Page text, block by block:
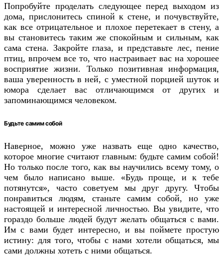
Попробуйте проделать следующее перед выходом из
дома, прислонитесь спиной к стене, и почувствуйте,
как все отрицательное и плохое перетекает в стену, а
вы становитесь таким же спокойным и сильным, как
сама стена. Закройте глаза, и представьте лес, пение
птиц, впрочем все то, что настраивает вас на хорошее
восприятие жизни. Только позитивная информация,
ваша уверенность в ней, с уместной порцией шуток и
юмора сделает вас отличающимся от других и
запоминающимся человеком.
Будьте самим собой
Наверное, можно уже назвать еще одно качество,
которое многие считают главным: будьте самим собой!
Но только после того, как вы научились всему тому, о
чем было написано выше. «Будь проще, и к тебе
потянутся», часто советуем мы друг другу. Чтобы
понравиться людям, станьте самим собой, но уже
настоящей и интересной личностью. Вы увидите, что
гораздо больше людей будут желать общаться с вами.
Им с вами будет интересно, и вы поймете простую
истину: для того, чтобы с нами хотели общаться, мы
сами должны хотеть с ними общаться.